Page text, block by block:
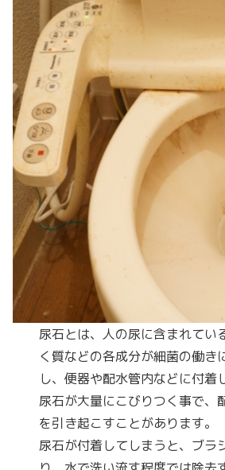
尿石とは、人の尿に含まれてい
く質などの各成分が細菌の働き
し、便器や配水管内などに付着
尿石が大量にこびりつく事で、
を引き起こすことがあります。
尿石が付着してしまうと、ブラ